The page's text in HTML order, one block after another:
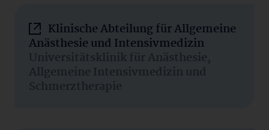
Klinische Abteilung für Allgemeine
Anästhesie und Intensivmedizin
Universitätsklinik für Anästhesie,
Allgemeine Intensivmedizin und
Schmerztherapie